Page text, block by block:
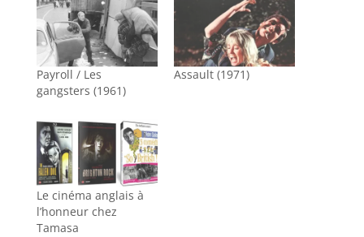
Payroll / Les
gangsters (1961)
Assault (1971)
Le cinéma anglais à
l’honneur chez
Tamasa